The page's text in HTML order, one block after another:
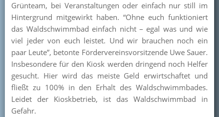
Unterstützer
Über uns
Team
Pressearchiv
Mitglied werden
Grünteam, bei Veranstaltungen oder einfach nur still im
Hintergrund mitgewirkt haben. “Ohne euch funktioniert
das Waldschwimmbad einfach nicht – egal was und wie
viel jeder von euch leistet. Und wir brauchen noch ein
paar Leute”, betonte Fördervereinsvorsitzende Uwe Sauer.
Insbesondere für den Kiosk werden dringend noch Helfer
gesucht. Hier wird das meiste Geld erwirtschaftet und
fließt zu 100% in den Erhalt des Waldschwimmbades.
Leidet der Kioskbetrieb, ist das Waldschwimmbad in
Gefahr.